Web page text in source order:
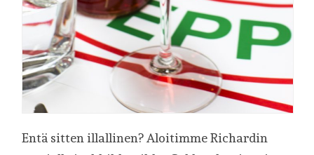
Entä sitten illallinen? Aloitimme Richardin